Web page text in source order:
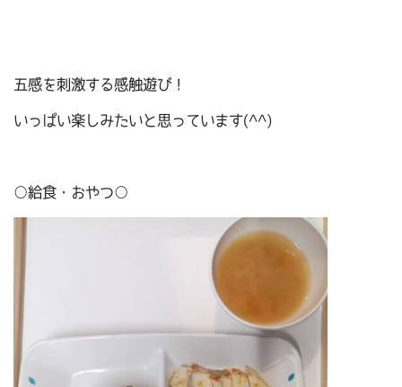
五感を刺激する感触遊び！
いっぱい楽しみたいと思っています(^^)
○給食・おやつ○